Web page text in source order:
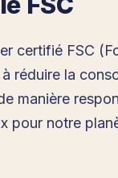
certifié FSC
réduire la
manière
pour notre